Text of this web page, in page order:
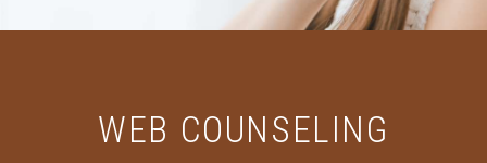
WEB COUNSELING